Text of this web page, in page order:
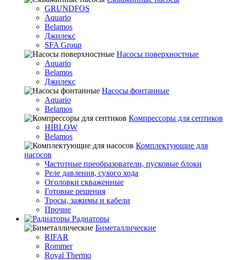
GRUNDFOS
Aquario
Belamos
Джилекс
SFA Group
Насосы поверхностные
Aquario
Belamos
Джилекс
Насосы фонтанные
Aquario
Belamos
Компрессоры для септиков
HIBLOW
Belamos
Комплектующие для
насосов
Частотные преобразователи, пусковые блоки
Реле давления, сухого хода
Оголовки скваженные
Готовые решения
Тросы, зажимы и кабели
Прочие
Радиаторы
Биметаллические
RIFAR
Rommer
Royal Thermo